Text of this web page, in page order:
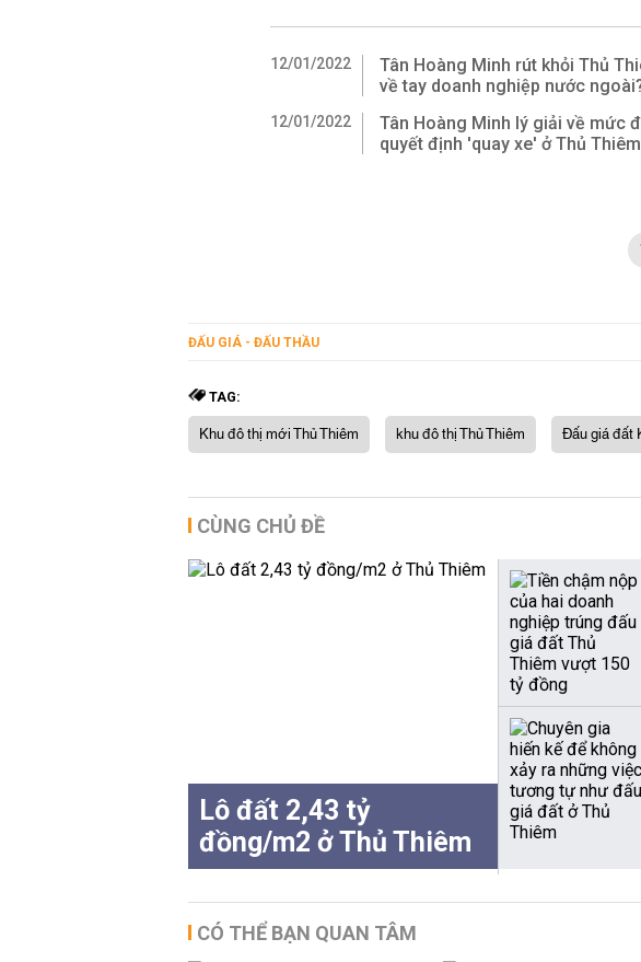
12/01/2022
Tân Hoàng Minh rút khỏi Thủ
về tay doanh nghiệp nước
12/01/2022
Tân Hoàng Minh lý giải về mức
quyết định 'quay xe' ở Thủ Thiêm
ĐẤU GIÁ - ĐẤU THẦU
TAG:
Khu đô thị mới Thủ Thiêm khu đô thị Thủ Thiêm Đấu giá đất
CÙNG CHỦ ĐỀ
Lô đất 2,43 tỷ
đồng/m2 ở Thủ Thiêm
CÓ THỂ BẠN QUAN TÂM